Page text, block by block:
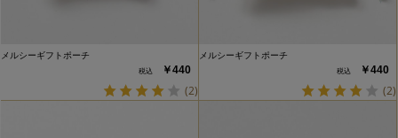
メルシーギフトポーチ
￥440
(2)
メルシーギフトポーチ
￥440
(2)